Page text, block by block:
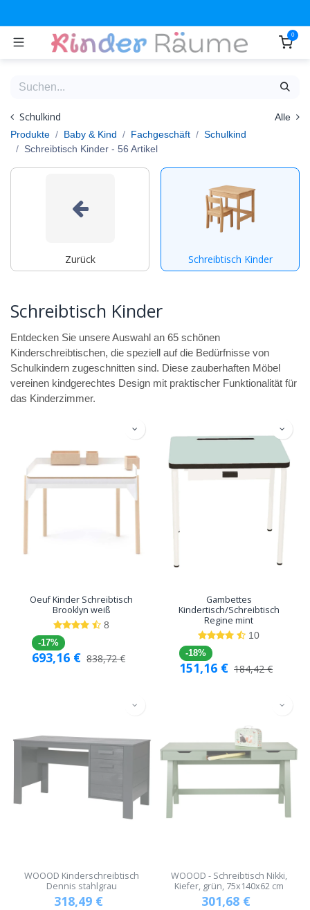
0
Schulkind
Alle
Produkte
Baby & Kind Fachgeschäft
Schulkind
Schreibtisch Kinder - 56 Artikel
Zurück Schreibtisch Kinder
Schreibtisch Kinder
Entdecken Sie unsere Auswahl an 65 schönen
Kinderschreibtischen, die speziell auf die Bedürfnisse von
Schulkindern zugeschnitten sind. Diese zauberhaften Möbel
vereinen kindgerechtes Design mit praktischer Funktionalität für
das Kinderzimmer.
Oeuf Kinder Schreibtisch
Brooklyn weiß
8
-17%
693,16 € 838,72€
Gambettes
Kindertisch/Schreibtisch
Regine mint
10
-18%
151,16 € 184,42€
WOOOD Kinderschreibtisch
Dennis stahlgrau
318,49 €
WOOOD - Schreibtisch Nikki,
Kiefer, grün, 75x140x62 cm
301,68 €